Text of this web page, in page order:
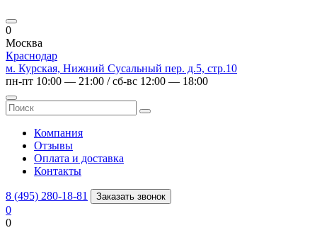
0
Москва
Краснодар
м. Курская, Нижний Сусальный пер. д.5, стр.10
пн-пт 10:00 — 21:00 / сб-вс 12:00 — 18:00
Компания
Отзывы
Оплата и доставка
Контакты
8 (495) 280-18-81 Заказать звонок
0
0